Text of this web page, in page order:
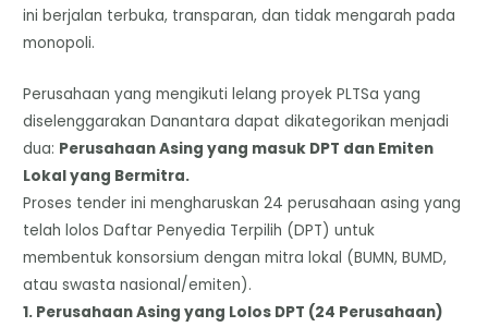
ini berjalan terbuka, transparan, dan tidak mengarah pada
monopoli.
Perusahaan yang mengikuti lelang proyek PLTSa yang
diselenggarakan Danantara dapat dikategorikan menjadi
dua: Perusahaan Asing yang masuk DPT dan Emiten
Lokal yang Bermitra.
​Proses tender ini mengharuskan 24 perusahaan asing yang
telah lolos Daftar Penyedia Terpilih (DPT) untuk
membentuk konsorsium dengan mitra lokal (BUMN, BUMD,
atau swasta nasional/emiten).
​1. Perusahaan Asing yang Lolos DPT (24 Perusahaan)